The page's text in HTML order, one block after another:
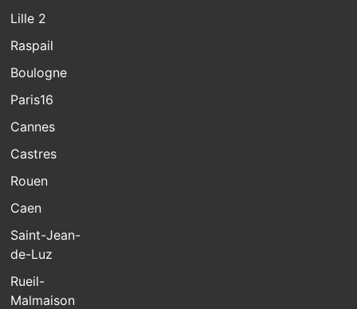
Lille 2
Raspail
Boulogne
Paris16
Cannes
Castres
Rouen
Caen
Saint-Jean-
de-Luz
Rueil-
Malmaison